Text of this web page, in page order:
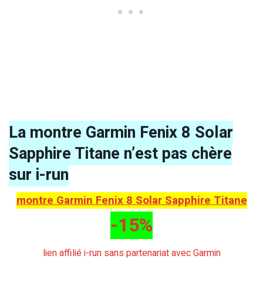
La montre Garmin Fenix 8 Solar
Sapphire Titane n’est pas chère
sur i-run
montre Garmin Fenix 8 Solar Sapphire Titane
-15%
lien affilié i-run sans partenariat avec Garmin